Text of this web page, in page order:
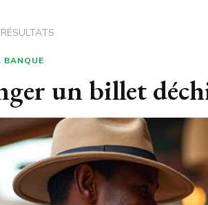
BANQUE
un billet